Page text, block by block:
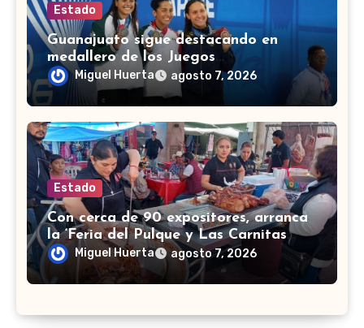
Estado
Guanajuato sigue destacando en
medallero de los Juegos
Centroamericanos 2026 con 43
medallas
Miguel Huerta agosto 7, 2026
Estado
Con cerca de 90 expositores, arranca
la ‘Feria del Pulque y Las Carnitas
2026’ en Doctor Mora
Miguel Huerta agosto 7, 2026